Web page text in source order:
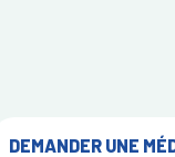
DEMANDER UNE